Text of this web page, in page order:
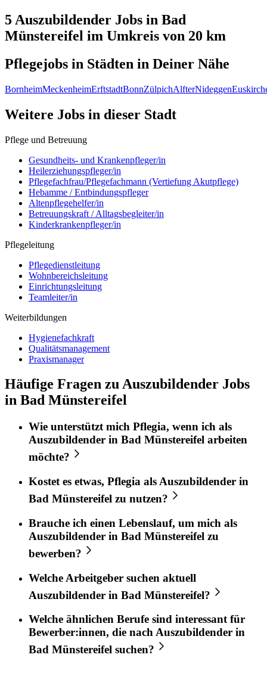
5 Auszubildender Jobs in Bad
Münstereifel im Umkreis von 20 km
Pflegejobs in Städten in Deiner Nähe
BornheimMeckenheimErftstadtBonnZülpichAlfterNideggen
Weitere Jobs in dieser Stadt
Pflege und Betreuung
Gesundheits- und Krankenpfleger/in
Heilerziehungspfleger/in
Pflegefachfrau/Pflegefachmann (Vertiefung Akutpflege)
Hebamme / Entbindungspfleger
Altenpflegehelfer/in
Betreuungskraft / Alltagsbegleiter/in
Kinderkrankenpfleger/in
Pflegeleitung
Pflegedienstleitung
Wohnbereichsleitung
Einrichtungsleitung
Teamleiter/in
Weiterbildungen
Hygienefachkraft
Qualitätsmanagement
Praxismanager
Häufige Fragen zu Auszubildender Jobs
in Bad Münstereifel
Wie unterstützt mich Pflegia, wenn ich als
Auszubildender in Bad Münstereifel arbeiten
möchte?
Kostet es etwas, Pflegia als Auszubildender in
Bad Münstereifel zu nutzen?
Brauche ich einen Lebenslauf, um mich als
Auszubildender in Bad Münstereifel zu
bewerben?
Welche Arbeitgeber suchen aktuell
Auszubildender in Bad Münstereifel?
Welche ähnlichen Berufe sind interessant für
Bewerber:innen, die nachAuszubildender in
Bad Münstereifel suchen?